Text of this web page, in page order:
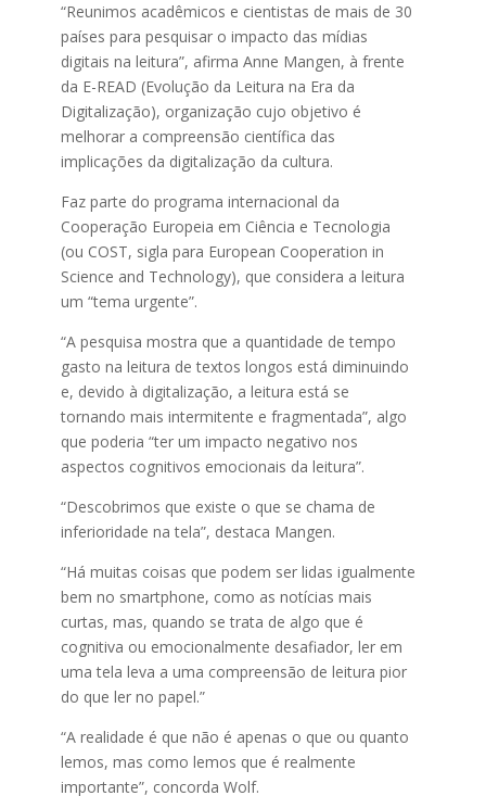
“Reunimos acadêmicos e cientistas de mais de 30
países para pesquisar o impacto das mídias
digitais na leitura”, afirma Anne Mangen, à frente
da E-READ (Evolução da Leitura na Era da
Digitalização), organização cujo objetivo é
melhorar a compreensão científica das
implicações da digitalização da cultura.
Faz parte do programa internacional da
Cooperação Europeia em Ciência e Tecnologia
(ou COST, sigla para European Cooperation in
Science and Technology), que considera a leitura
um “tema urgente”.
“A pesquisa mostra que a quantidade de tempo
gasto na leitura de textos longos está diminuindo
e, devido à digitalização, a leitura está se
tornando mais intermitente e fragmentada”, algo
que poderia “ter um impacto negativo nos
aspectos cognitivos emocionais da leitura”.
“Descobrimos que existe o que se chama de
inferioridade na tela”, destaca Mangen.
“Há muitas coisas que podem ser lidas igualmente
bem no smartphone, como as notícias mais
curtas, mas, quando se trata de algo que é
cognitiva ou emocionalmente desafiador, ler em
uma tela leva a uma compreensão de leitura pior
do que ler no papel.”
“A realidade é que não é apenas o que ou quanto
lemos, mas como lemos que é realmente
importante”, concorda Wolf.